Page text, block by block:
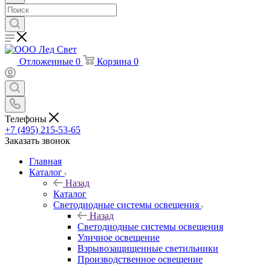
Отложенные 0 Корзина 0
Телефоны
+7 (495) 215-53-65
Заказать звонок
Главная
Каталог
Назад
Каталог
Светодиодные системы освещения
Назад
Светодиодные системы освещения
Уличное освещение
Взрывозащищенные светильники
Производственное освещение